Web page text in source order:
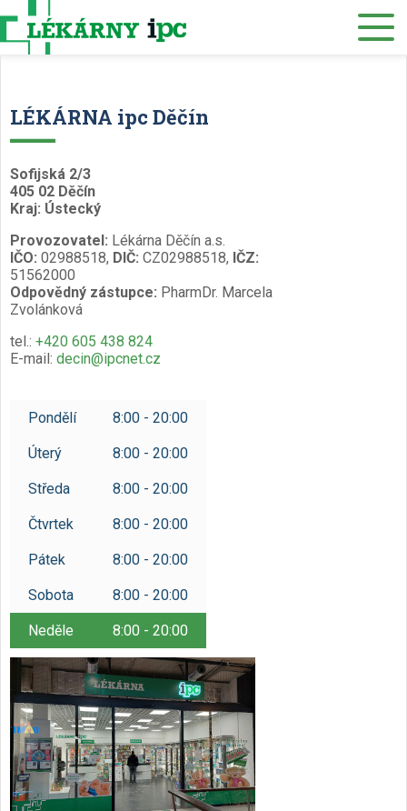
O nás
Služby
Kariéra
LÉKÁRNA ipc Děčín
Sofijská 2/3
405 02 Děčín
Kraj: Ústecký
Provozovatel: Lékárna Děčín a.s.
IČO: 02988518, DIČ: CZ02988518, IČZ:
51562000
Odpovědný zástupce: PharmDr. Marcela
Zvolánková
tel.: +420 605 438 824
E-mail: decin@ipcnet.cz
Pondělí 8:00 - 20:00
Úterý 8:00 - 20:00
Středa 8:00 - 20:00
Čtvrtek 8:00 - 20:00
Pátek 8:00 - 20:00
Sobota 8:00 - 20:00
Neděle 8:00 - 20:00